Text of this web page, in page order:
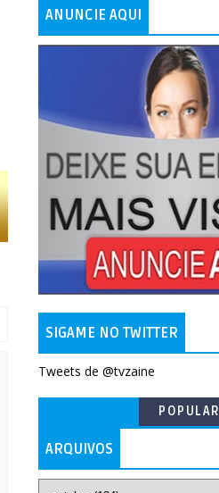
ANUNCIE AQUI
SIGAME NO TWITTER
Tweets de @tvzaine
POPULAR
ARQUIVOS